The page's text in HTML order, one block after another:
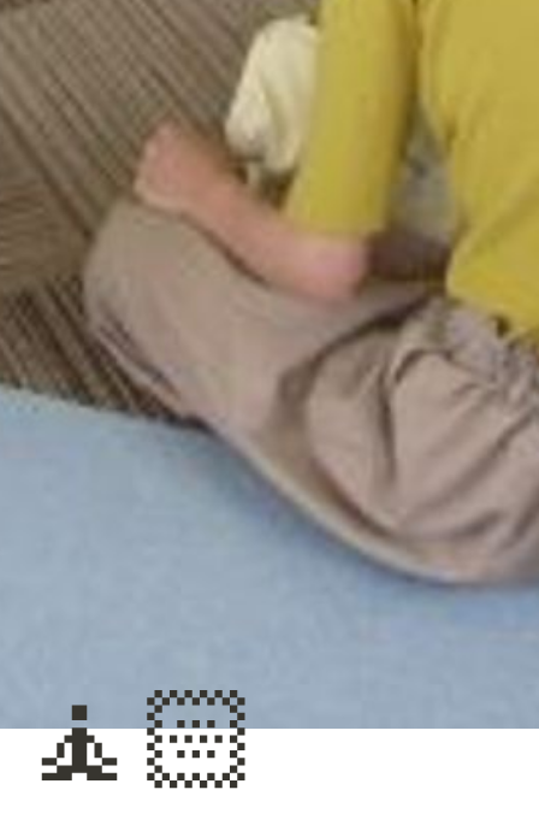
🧘🏻